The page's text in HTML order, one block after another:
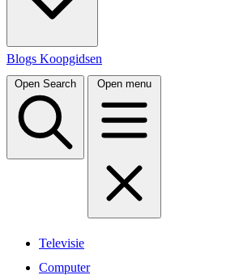
Blogs Koopgidsen
Open Search Open menu
Televisie
Computer